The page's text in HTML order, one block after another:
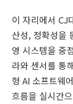
이 자리에서 CJ
산성, 정확성을
영 시스템을 중
라와 센서를 통
형 AI 소프트웨
흐름을 실시간